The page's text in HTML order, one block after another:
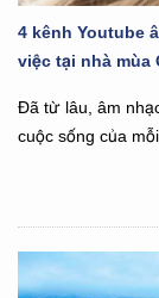
4 kênh Youtube
việc tại nhà mùa
Đã từ lâu, âm
cuộc sống của